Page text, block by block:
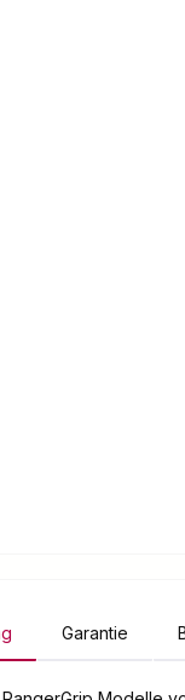
Garantie